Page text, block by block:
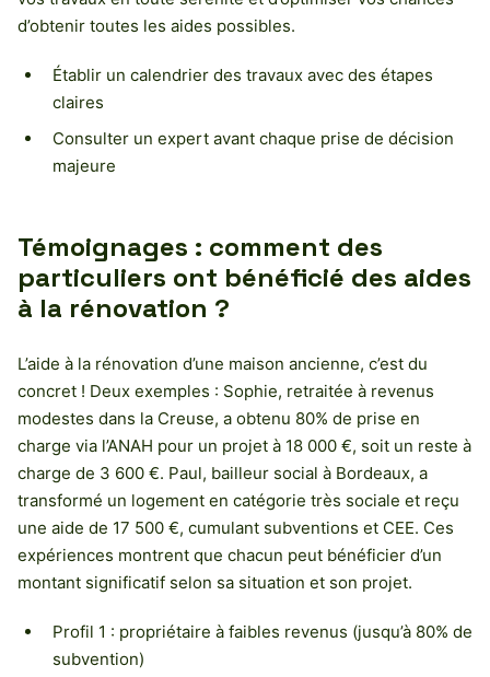
d’obtenir toutes les aides possibles.
Établir un calendrier des travaux avec des étapes
claires
Consulter un expert avant chaque prise de décision
majeure
Témoignages : comment des
particuliers ont bénéficié des aides
à la rénovation ?
L’aide à la rénovation d’une maison ancienne, c’est du
concret ! Deux exemples : Sophie, retraitée à revenus
modestes dans la Creuse, a obtenu 80% de prise en
charge via l’ANAH pour un projet à 18 000 €, soit un reste à
charge de 3 600 €. Paul, bailleur social à Bordeaux, a
transformé un logement en catégorie très sociale et reçu
une aide de 17 500 €, cumulant subventions et CEE. Ces
expériences montrent que chacun peut bénéficier d’un
montant significatif selon sa situation et son projet.
Profil 1 : propriétaire à faibles revenus (jusqu’à 80% de
subvention)